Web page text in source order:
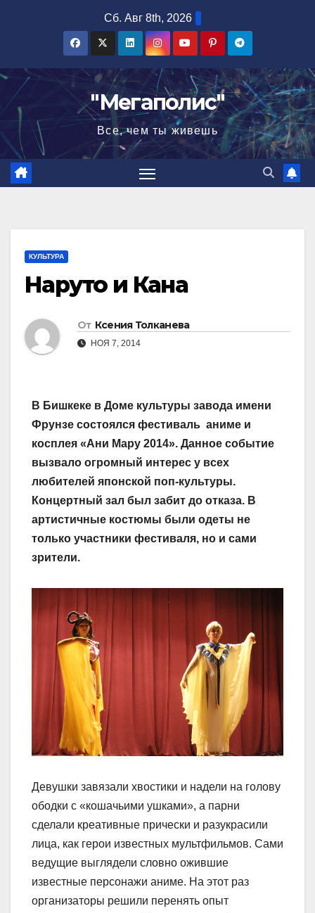
Сб. Авг 8th, 2026
"Мегаполис"
Все, чем ты живешь
КУЛЬТУРА
Наруто и Кана
От Ксения Толканева
НОЯ 7, 2014
В Бишкеке в Доме культуры завода имени
Фрунзе состоялся фестиваль аниме и
косплея «Ани Мару 2014». Данное событие
вызвало огромный интерес у всех
любителей японской поп-культуры.
Концертный зал был забит до отказа. В
артистичные костюмы были одеты не
только участники фестиваля, но и сами
зрители.
Девушки завязали хвостики и надели на голову
ободки с «кошачьими ушками», а парни
сделали креативные прически и разукрасили
лица, как герои известных мультфильмов. Сами
ведущие выглядели словно ожившие
известные персонажи аниме. На этот раз
организаторы решили перенять опыт